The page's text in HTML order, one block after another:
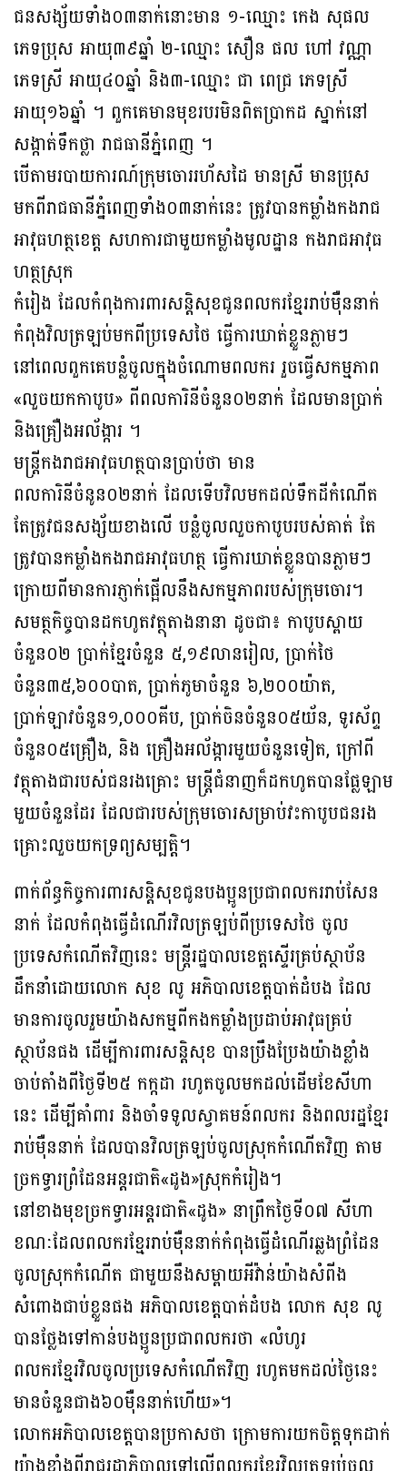
ជនសង្ស័យទាំង០៣នាក់នោះមាន ១-ឈ្មោះ កេង សុផល
ភេទប្រុស អាយុ៣៩ឆ្នាំ ២-ឈ្មោះ សឿន ផល ហៅ វណ្ណា
ភេទស្រី អាយុ៤០ឆ្នាំ និង៣-ឈ្មោះ ជា ពេជ្រ ភេទស្រី
អាយុ១៦ឆ្នាំ ។ ពួកគេមានមុខរបរមិនពិតប្រាកដ ស្នាក់នៅ
សង្កាត់ទឹកថ្លា រាជធានីភ្នំពេញ ។
បើតាមរបាយការណ៍ក្រុមចោររហ័សដៃ មានស្រី មានប្រុស
មកពីរាជធានីភ្នំពេញទាំង០៣នាក់នេះ ត្រូវបានកម្លាំងកងរាជ
អាវុធហត្ថខេត្ត សហការជាមួយកម្លាំងមូលដ្ឋាន កងរាជអាវុធ
ហត្ថស្រុក
កំរៀង ដែលកំពុងការពារសន្តិសុខជូនពលករខ្មែររាប់ម៉ឺននាក់
កំពុងវិលត្រឡប់មកពីប្រទេសថៃ ធ្វើការឃាត់ខ្លួនភ្លាមៗ
នៅពេលពួកគេបន្លំចូលក្នុងចំណោមពលករ រួចធ្វើសកម្មភាព
«លួចយកកាបូប» ពីពលការិនីចំនួន០២នាក់ ដែលមានប្រាក់
និងគ្រឿងអល័ង្ការ ។
មន្ត្រីកងរាជអាវុធហត្ថបានប្រាប់ថា មាន
ពលការិនីចំនូន០២នាក់ ដែលទើបវិលមកដល់ទឹកដីកំណើត
តែត្រូវជនសង្ស័យខាងលើ បន្លំចូលលួចកាបូបរបស់គាត់ តែ
ត្រូវបានកម្លាំងកងរាជអាវុធហត្ថ ធ្វើការឃាត់ខ្លួនបានភ្លាមៗ
ក្រោយពីមានការភ្ញាក់ផ្អើលនឹងសកម្មភាពរបស់ក្រុមចោរ។
សមត្ថកិច្ចបានដកហូតវត្ថុតាងនានា ដូចជា៖ កាបូបស្ពាយ
ចំនួន០២ ប្រាក់ខ្មែរចំនួន ៥,១៩លានរៀល, ប្រាក់ថៃ
ចំនួន៣៥,៦០០បាត, ប្រាក់ភូមាចំនួន ៦,២០០យ៉ាត,
ប្រាក់ឡាវចំនួន១,០០០គីប, ប្រាក់ចិនចំនួន០៥យ័ន, ទូរស័ព្ទ
ចំនួន០៥គ្រឿង, និង គ្រឿងអល័ង្ការមួយចំនួនទៀត, ក្រៅពី
វត្ថុតាងជារបស់ជនរងគ្រោះ មន្ត្រីជំនាញក៏ដកហូតបានផ្លែឡាម
មួយចំនួនដែរ ដែលជារបស់ក្រុមចោរសម្រាប់វះកាបូបជនរង
គ្រោះលួចយកទ្រព្យសម្បត្តិ។
ពាក់ព័ន្ធកិច្ចការពារសន្តិសុខជូនបងប្អូនប្រជាពលកររាប់សែន
នាក់ ដែលកំពុងធ្វើដំណើរវិលត្រឡប់ពីប្រទេសថៃ ចូល
ប្រទេសកំណើតវិញនេះ មន្ត្រីរដ្ឋបាលខេត្តស្ទើរគ្រប់ស្ថាប័ន
ដឹកនាំដោយលោក សុខ លូ អភិបាលខេត្តបាត់ដំបង ដែល
មានការចូលរួមយ៉ាងសកម្មពីកងកម្លាំងប្រដាប់អាវុធគ្រប់
ស្ថាប័នផង ដើម្បីការពារសន្តិសុខ បានប្រឹងប្រែងយ៉ាងខ្លាំង
ចាប់តាំងពីថ្ងៃទី២៥ កក្កដា រហូតចូលមកដល់ដើមខែសីហា
នេះ ដើម្បីគាំពារ និងចាំទទូលស្វាគមន៍ពលករ និងពលរដ្នខ្មែរ
រាប់ម៉ឺននាក់ ដែលបានវិលត្រឡប់ចូលស្រុកកំណើតវិញ តាម
ច្រកទ្វារព្រំដែនអន្តរជាតិ«ដូង»ស្រុកកំរៀង។
នៅខាងមុខច្រកទ្វារអន្តរជាតិ«ដូង» នាព្រឹកថ្ងៃទី០៧ សីហា
ខណៈដែលពលករខ្មែររាប់ម៉ឺននាក់កំពុងធ្វើដំណើរឆ្លងព្រំដែន
ចូលស្រុកកំណើត ជាមួយនឹងសម្ពាយអីវ៉ាន់យ៉ាងសំពីង
សំពោងជាប់ខ្លួនផង អភិបាលខេត្តបាត់ដំបង លោក សុខ លូ
បានថ្លែងទៅកាន់បងប្អូនប្រជាពលករថា «លំហូរ
ពលករខ្មែរវិលចូលប្រទេសកំណើតវិញ រហូតមកដល់ថ្ងៃនេះ
មានចំនួនជាង៦០ម៉ឺននាក់ហើយ»។
លោកអភិបាលខេត្តបានប្រកាសថា ក្រោមការយកចិត្តទុកដាក់